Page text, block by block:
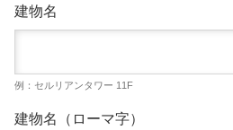
建物名
例：セルリアンタワー 11F
建物名（ローマ字）